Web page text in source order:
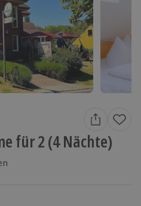
für 2 (4 Nächte)